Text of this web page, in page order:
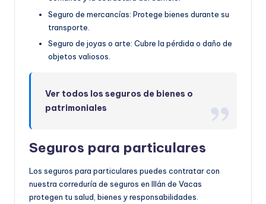
Seguro de mercancías: Protege bienes durante su
transporte.
Seguro de joyas o arte: Cubre la pérdida o daño de
objetos valiosos.
Ver todos los seguros de bienes o
patrimoniales
Seguros para particulares
Los seguros para particulares puedes contratar con
nuestra correduría de seguros en Illán de Vacas
protegen tu salud, bienes y responsabilidades.